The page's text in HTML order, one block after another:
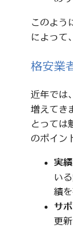
このよう
によって
格安業
近年では
増えてき
とっては
のポイン
実
い
績
サ
更